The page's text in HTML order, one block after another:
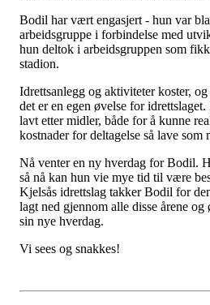
Bodil har vært engasjert - hun var
arbeidsgruppe i forbindelse med
hun deltok i arbeidsgruppen som
stadion.
Idrettsanlegg og aktiviteter koster,
det er en egen øvelse for
lavt etter midler, både for å kunne
kostnader for deltagelse så lave som
Nå venter en ny hverdag for Bodil.
så nå kan hun vie mye tid til være
Kjelsås idrettslag takker Bodil for
lagt ned gjennom alle disse årene
sin nye hverdag.
Vi sees og snakkes!